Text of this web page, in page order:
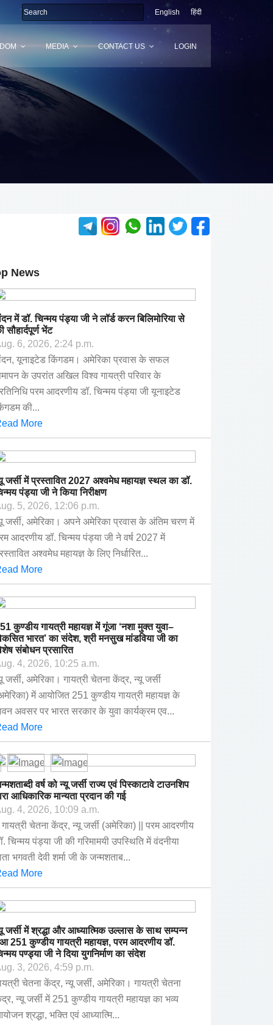
English हिंदी
MEDIA CONTACT US LOGIN
News
में डॉ. चिन्मय पंड्या जी ने लॉर्ड करन बिलिमोरिया से
सौहार्दपूर्ण भेंट
6, 2026, 2:24 p.m.
यूनाइटेड किंगडम। अमेरिका प्रवास के सफल
के उपरांत अखिल विश्व गायत्री परिवार के
परम आदरणीय डॉ. चिन्मय पंड्या जी यूनाइटेड
की...
More
जर्सी में प्रस्तावित 2027 अश्वमेध महायज्ञ स्थल का डॉ.
पंड्या जी ने किया निरीक्षण
5, 2026, 12:06 p.m.
जर्सी, अमेरिका। अपने अमेरिका प्रवास के अंतिम चरण में
आदरणीय डॉ. चिन्मय पंड्या जी ने वर्ष 2027 में
अश्वमेध महायज्ञ के लिए निर्धारित...
More
कुण्डीय गायत्री महायज्ञ में गूंजा ‘नशा मुक्त युवा–
भारत’ का संदेश, श्री मनसुख मांडविया जी का
संबोधन प्रसारित
4, 2026, 10:25 a.m.
जर्सी, अमेरिका। गायत्री चेतना केंद्र, न्यू जर्सी
में आयोजित 251 कुण्डीय गायत्री महायज्ञ के
अवसर पर भारत सरकार के युवा कार्यक्रम एव...
More
वर्ष को न्यू जर्सी राज्य एवं पिस्काटावे टाउनशिप
आधिकारिक मान्यता प्रदान की गई
4, 2026, 10:09 a.m.
चेतना केंद्र, न्यू जर्सी (अमेरिका) || परम आदरणीय
चिन्मय पंड्या जी की गरिमामयी उपस्थिति में वंदनीया
भगवती देवी शर्मा जी के जन्मशताब...
More
जर्सी में श्रद्धा और आध्यात्मिक उल्लास के साथ सम्पन्न
251 कुण्डीय गायत्री महायज्ञ, परम आदरणीय डॉ.
पण्ड्या जी ने दिया युगनिर्माण का संदेश
3, 2026, 4:59 p.m.
चेतना केंद्र, न्यू जर्सी, अमेरिका। गायत्री चेतना
न्यू जर्सी में 251 कुण्डीय गायत्री महायज्ञ का भव्य
श्रद्धा, भक्ति एवं आध्यात्मि...